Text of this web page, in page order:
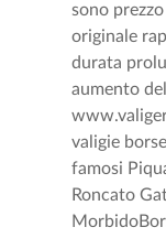
sono
originale
durata
aumento
valigie
famosi
Roncato